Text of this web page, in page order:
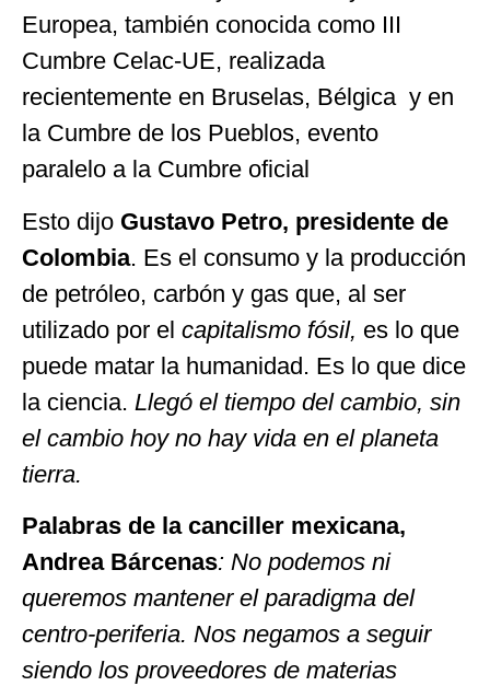
Europea, también conocida como III
Cumbre Celac-UE, realizada
recientemente en Bruselas, Bélgica y en
la Cumbre de los Pueblos, evento
paralelo a la Cumbre oficial
Esto dijo Gustavo Petro, presidente de
Colombia. Es el consumo y la producción
de petróleo, carbón y gas que, al ser
utilizado por el capitalismo fósil, es lo que
puede matar la humanidad. Es lo que dice
la ciencia. Llegó el tiempo del cambio, sin
el cambio hoy no hay vida en el planeta
tierra.
Palabras de la canciller mexicana,
Andrea Bárcenas: No podemos ni
queremos mantener el paradigma del
centro-periferia. Nos negamos a seguir
siendo los proveedores de materias